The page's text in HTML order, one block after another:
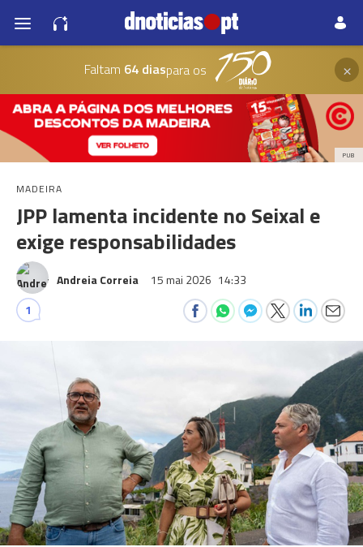
Faltam 64 diaspara os ×
PUB
MADEIRA
JPP lamenta incidente no Seixal e
exige responsabilidades
Andreia Correia 15 mai 2026 14:33
1